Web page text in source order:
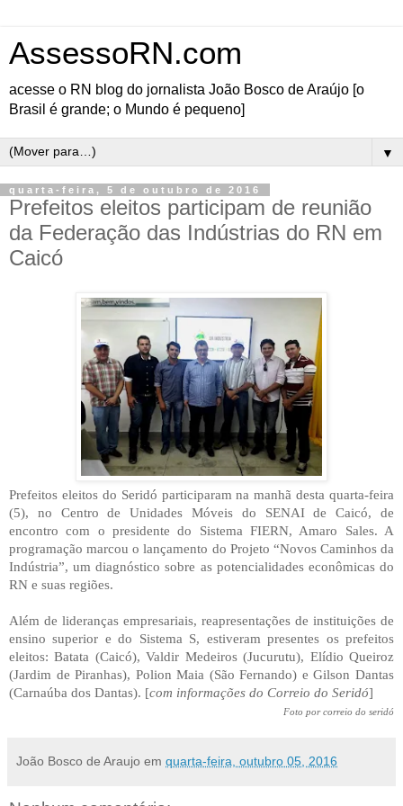
AssessoRN.com
acesse o RN blog do jornalista João Bosco de Araújo [o
Brasil é grande; o Mundo é pequeno]
▼
quarta-feira, 5 de outubro de 2016
Prefeitos eleitos participam de reunião
da Federação das Indústrias do RN em
Caicó
Prefeitos eleitos do Seridó participaram na manhã desta quarta-feira
(5), no Centro de Unidades Móveis do SENAI de Caicó, de
encontro com o presidente do Sistema FIERN, Amaro Sales. A
programação marcou o lançamento do Projeto “Novos Caminhos da
Indústria”, um diagnóstico sobre as potencialidades econômicas do
RN e suas regiões.
Além de lideranças empresariais, reapresentações de instituições de
ensino superior e do Sistema S, estiveram presentes os prefeitos
eleitos: Batata (Caicó), Valdir Medeiros (Jucurutu), Elídio Queiroz
(Jardim de Piranhas), Polion Maia (São Fernando) e Gilson Dantas
(Carnaúba dos Dantas). [com informações do Correio do Seridó]
Foto por correio do seridó
João Bosco de Araujo em quarta-feira, outubro 05, 2016